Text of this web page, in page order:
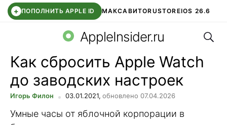
+ ПОПОЛНИТЬ APPLE ID МАКСАВИТОRUSTOREIOS 26.6
СБЕР КИДС ВТБ ОНЛАЙН ЧАТ В ROBLOX
AppleInsider.ru
Как сбросить Apple Watch
до заводских настроек
Игорь Филон 03.01.2021, обновлено 07.04.2026
Умные часы от яблочной корпорации в